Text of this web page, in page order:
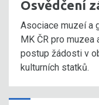
Osvědčení
Asociace muzeí a
MK ČR pro muzea
postup žádosti v
kulturních statků.